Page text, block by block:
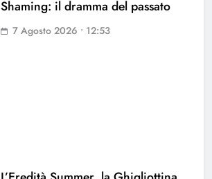
Shaming: il dramma del passato
7 Agosto 2026 • 12:53